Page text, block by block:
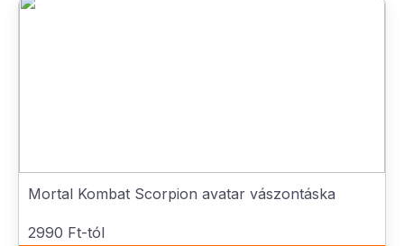
Mortal Kombat Scorpion avatar vászontáska
2990 Ft-tól